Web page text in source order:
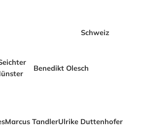
Schweiz
Benedikt Olesch
Marcus TandlerUlrike Duttenhofer